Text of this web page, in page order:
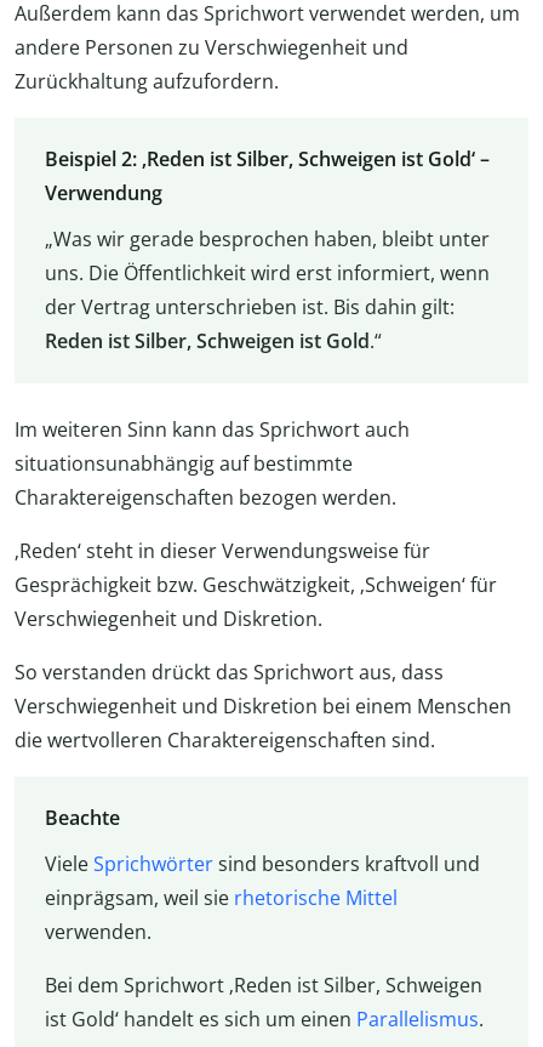
Außerdem kann das Sprichwort verwendet werden, um
andere Personen zu Verschwiegenheit und
Zurückhaltung aufzufordern.
Beispiel 2: ‚Reden ist Silber, Schweigen ist Gold‘ –
Verwendung
„Was wir gerade besprochen haben, bleibt unter
uns. Die Öffentlichkeit wird erst informiert, wenn
der Vertrag unterschrieben ist. Bis dahin gilt:
Reden ist Silber, Schweigen ist Gold.“
Im weiteren Sinn kann das Sprichwort auch
situationsunabhängig auf bestimmte
Charaktereigenschaften bezogen werden.
‚Reden‘ steht in dieser Verwendungsweise für
Gesprächigkeit bzw. Geschwätzigkeit, ‚Schweigen‘ für
Verschwiegenheit und Diskretion.
So verstanden drückt das Sprichwort aus, dass
Verschwiegenheit und Diskretion bei einem Menschen
die wertvolleren Charaktereigenschaften sind.
Beachte
VieleSprichwörtersind besonders kraftvoll und
einprägsam, weil sierhetorische Mittel
verwenden.
Bei dem Sprichwort ‚Reden ist Silber, Schweigen
ist Gold‘ handelt es sich um einen Parallelismus.